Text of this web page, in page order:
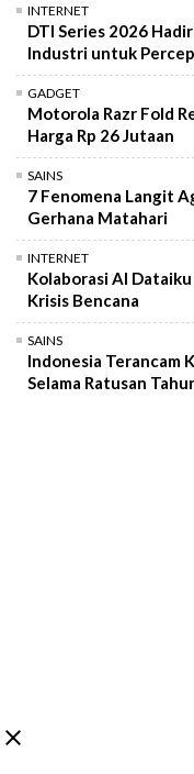
INTERNET
DTI Series 2026
Industri untuk
GADGET
Motorola Razr Fold
Harga Rp 26 Jutaan
SAINS
7 Fenomena Langit
Gerhana Matahari
INTERNET
Kolaborasi AI
Krisis Bencana
SAINS
Indonesia Terancam
Selama Ratusan
